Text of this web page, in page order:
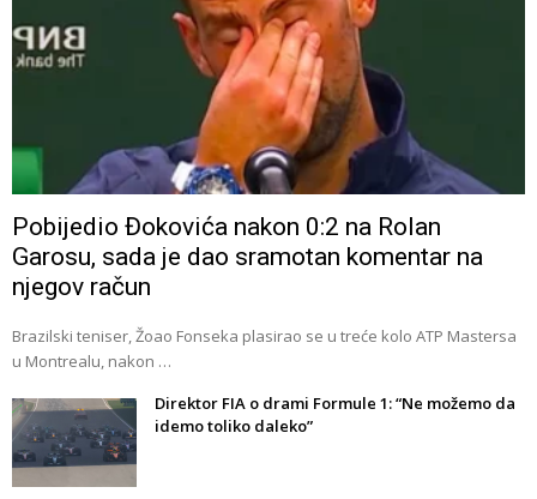
Pobijedio Đokovića nakon 0:2 na Rolan
Garosu, sada je dao sramotan komentar na
njegov račun
Brazilski teniser, Žoao Fonseka plasirao se u treće kolo ATP Mastersa
u Montrealu, nakon …
Direktor FIA o drami Formule 1: “Ne možemo da
idemo toliko daleko”